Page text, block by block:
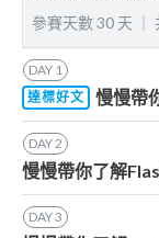
參賽天數30 天
DAY 1
達標好文
慢慢帶
DAY2
慢慢帶你了解
DAY3